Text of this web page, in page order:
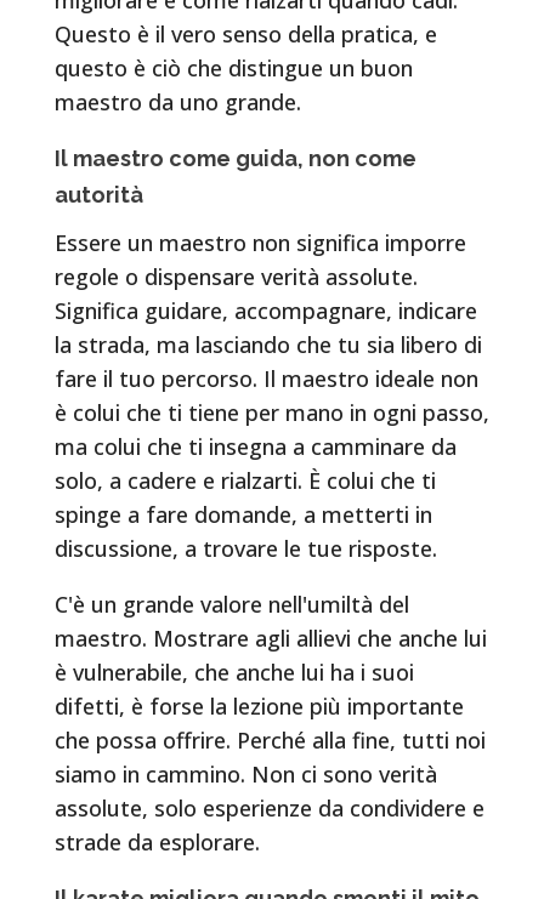
Questo è il vero senso della pratica, e
questo è ciò che distingue un buon
maestro da uno grande.
Il maestro come guida, non come
autorità
Essere un maestro non significa imporre
regole o dispensare verità assolute.
Significa guidare, accompagnare, indicare
la strada, ma lasciando che tu sia libero di
fare il tuo percorso. Il maestro ideale non
è colui che ti tiene per mano in ogni passo,
ma colui che ti insegna a camminare da
solo, a cadere e rialzarti. È colui che ti
spinge a fare domande, a metterti in
discussione, a trovare le tue risposte.
C'è un grande valore nell'umiltà del
maestro. Mostrare agli allievi che anche lui
è vulnerabile, che anche lui ha i suoi
difetti, è forse la lezione più importante
che possa offrire. Perché alla fine, tutti noi
siamo in cammino. Non ci sono verità
assolute, solo esperienze da condividere e
strade da esplorare.